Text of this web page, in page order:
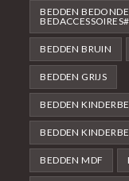
BEDDEN
BEDDEN BRUIN
BEDDEN GRIJS
BEDDEN
BEDDEN
BEDDEN MDF